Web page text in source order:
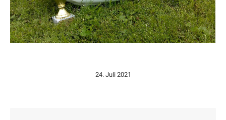
24. Juli 2021